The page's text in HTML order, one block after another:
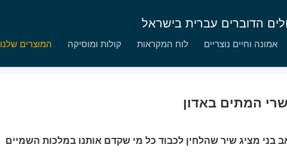
הדוברים עברית בישראל
אמונה וחיים נוצריים לוח המקראות קולות ומוסיקה המוצרים שלנו
המתים באדון
בני מציג שיר שהלחין לכבוד כל מי שקדם אותנו במלכות השמיים